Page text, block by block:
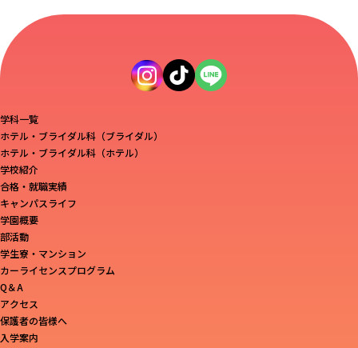
学科一覧
ホテル・ブライダル科（ブライダル）
ホテル・ブライダル科（ホテル）
学校紹介
合格・就職実績
キャンパスライフ
学園概要
部活動
学生寮・マンション
カーライセンスプログラム
Q＆A
アクセス
保護者の皆様へ
入学案内